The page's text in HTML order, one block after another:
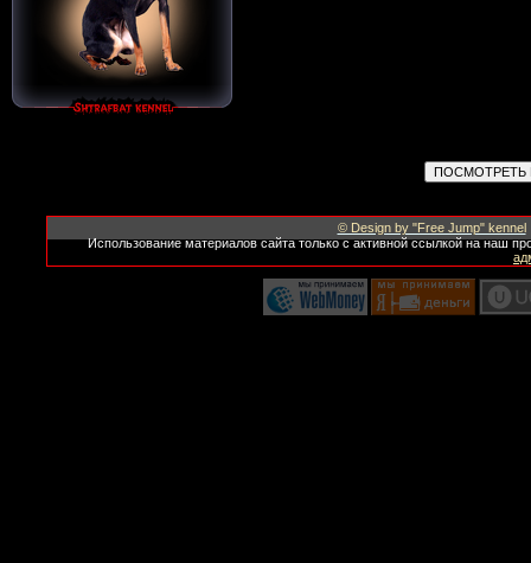
© Design by "Free Jump" kennel
Использование материалов сайта только с активной ссылкой на наш